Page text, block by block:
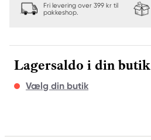
Fri levering over 399 kr til
pakkeshop.
Lagersaldo i din butik
Vælg din butik